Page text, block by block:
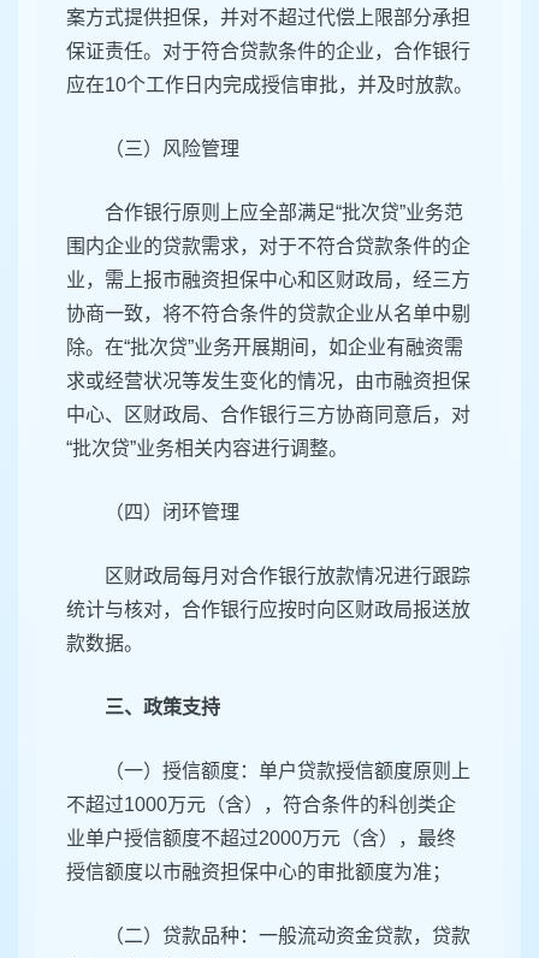
案方式提供担保，并对不超过代偿上限部分承担
保证责任。对于符合贷款条件的企业，合作银行
应在10个工作日内完成授信审批，并及时放款。
（三）风险管理
合作银行原则上应全部满足“批次贷”业务范
围内企业的贷款需求，对于不符合贷款条件的企
业，需上报市融资担保中心和区财政局，经三方
协商一致，将不符合条件的贷款企业从名单中剔
除。在“批次贷”业务开展期间，如企业有融资需
求或经营状况等发生变化的情况，由市融资担保
中心、区财政局、合作银行三方协商同意后，对
“批次贷”业务相关内容进行调整。
（四）闭环管理
区财政局每月对合作银行放款情况进行跟踪
统计与核对，合作银行应按时向区财政局报送放
款数据。
三、政策支持
（一）授信额度：单户贷款授信额度原则上
不超过1000万元（含），符合条件的科创类企
业单户授信额度不超过2000万元（含），最终
授信额度以市融资担保中心的审批额度为准；
（二）贷款品种：一般流动资金贷款，贷款